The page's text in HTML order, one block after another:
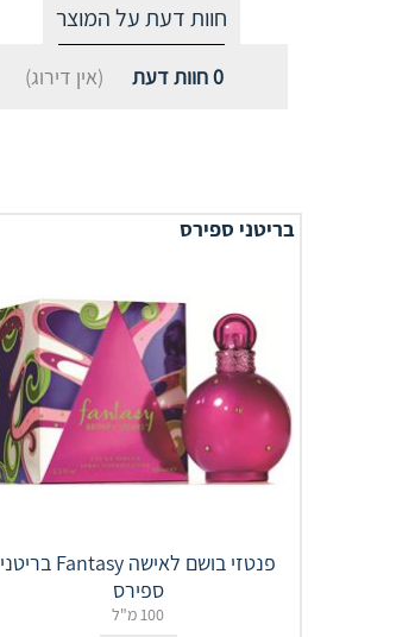
חוות דעת על המוצר
0חוות דעת (אין דירוג)
בריטני ספירס
פנטזי בושם לאישה Fantasy בריטני
ספירס
100 מ"ל